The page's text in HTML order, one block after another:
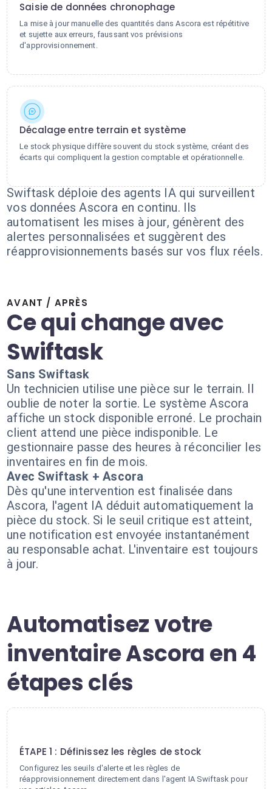
Saisie de données chronophage
La mise à jour manuelle des quantités dans Ascora est répétitive
et sujette aux erreurs, faussant vos prévisions
d'approvisionnement.
Décalage entre terrain et système
Le stock physique diffère souvent du stock système, créant des
écarts qui compliquent la gestion comptable et opérationnelle.
Swiftask déploie des agents IA qui surveillent
vos données Ascora en continu. Ils
automatisent les mises à jour, génèrent des
alertes personnalisées et suggèrent des
réapprovisionnements basés sur vos flux réels.
AVANT / APRÈS
Ce qui change avec
Swiftask
Sans Swiftask
Un technicien utilise une pièce sur le terrain. Il
oublie de noter la sortie. Le système Ascora
affiche un stock disponible erroné. Le prochain
client attend une pièce indisponible. Le
gestionnaire passe des heures à réconcilier les
inventaires en fin de mois.
Avec Swiftask + Ascora
Dès qu'une intervention est finalisée dans
Ascora, l'agent IA déduit automatiquement la
pièce du stock. Si le seuil critique est atteint,
une notification est envoyée instantanément
au responsable achat. L'inventaire est toujours
à jour.
Automatisez votre
inventaire Ascora en 4
étapes clés
ÉTAPE 1 : Définissez les règles de stock
Configurez les seuils d'alerte et les règles de
réapprovisionnement directement dans l'agent IA Swiftask pour